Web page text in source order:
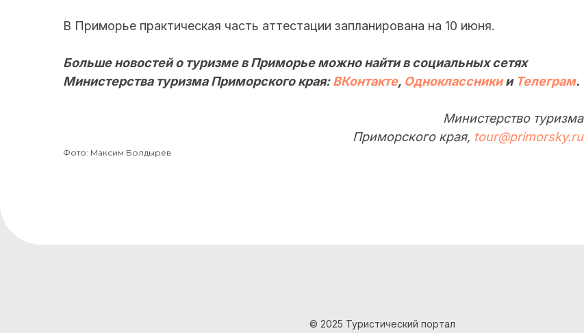
В Приморье практическая часть аттестации запланирована на 10 июня.
Больше новостей о туризме в Приморье можно найти в социальных сетях
Министерства туризма Приморского края:ВКонтакте, Одноклассникии Телеграм.
Министерство туризма
Приморского края, tour@primorsky.ru
Фото: Максим Болдырев
© 2025 Туристический портал